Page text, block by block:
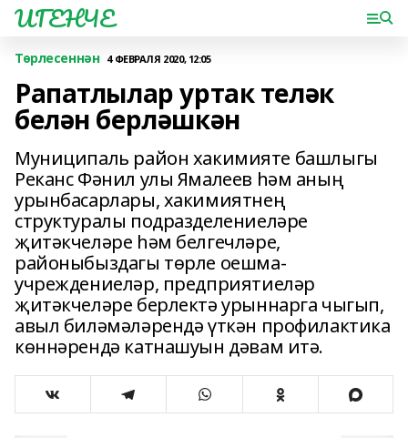
ИГЕНЧЕ
Төрлесеннән 4 ФЕВРАЛЯ 2020, 12:05
Рапатлылар уртак теләк
белән берләшкән
Муниципаль район хакимияте башлыгы
Реканс Фәнил улы Ямалеев һәм аның
урынбасарлары, хакимиятнең
структуралы подразделениеләре
җитәкчеләре һәм белгечләре,
районыбыздагы төрле оешма-
учреждениеләр, предприятиеләр
җитәкчеләре берлектә урыннарга чыгып,
авыл биләмәләрендә үткән профилактика
көннәрендә катнашуын дәвам итә.